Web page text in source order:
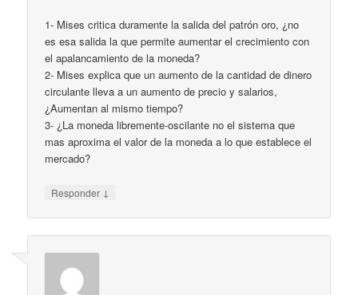
1- Mises critica duramente la salida del patrón oro, ¿no
es esa salida la que permite aumentar el crecimiento con
el apalancamiento de la moneda?
2- Mises explica que un aumento de la cantidad de dinero
circulante lleva a un aumento de precio y salarios,
¿Aumentan al mismo tiempo?
3- ¿La moneda libremente-oscilante no el sistema que
mas aproxima el valor de la moneda a lo que establece el
mercado?
Responder ↓